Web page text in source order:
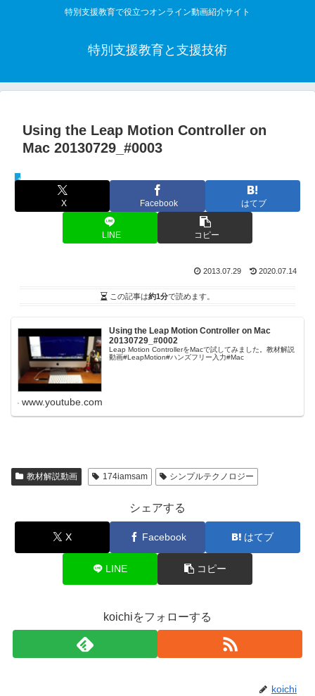
特別支援教育で役立つオンライン動画紹介サイト
特別支援教育と支援技術
Using the Leap Motion Controller on
Mac 20130729_#0003
教材解説動画
X Facebook はてブ
LINE コピー
2013.07.29 2020.07.14
この記事は約1分で読めます。
Using the Leap Motion Controller on Mac
20130729_#0002
Leap Motion ControllerをMacで試してみました。教材解説
動画#LeapMotion#ハンズフリー入力#Mac
www.youtube.com
教材解説動画 174iamsam シンプルテクノロジー
シェアする
X Facebook はてブ
LINE コピー
koichiをフォローする
koichi